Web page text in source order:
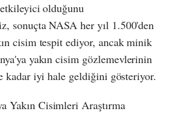
olduğunu
sonuçta NASA her yıl 1.500'den
cisim tespit ediyor, ancak minik
yakın cisim gözlemevlerinin
kadar iyi hale geldiğini gösteriyor.
Yakın Cisimleri Araştırma